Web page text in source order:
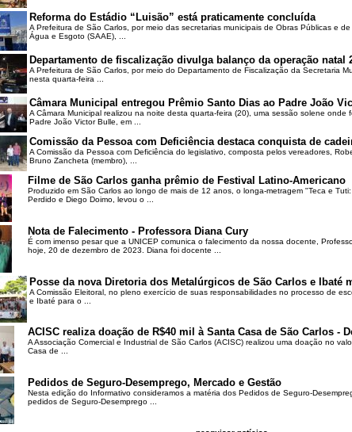
Reforma do Estádio “Luisão” está praticamente concluída
A Prefeitura de São Carlos, por meio das secretarias municipais de Obras Públicas e
Água e Esgoto (SAAE), ...
Departamento de fiscalização divulga balanço da operação natal
A Prefeitura de São Carlos, por meio do Departamento de Fiscalização da Secretaria
nesta quarta-feira ...
Câmara Municipal entregou Prêmio Santo Dias ao Padre João
A Câmara Municipal realizou na noite desta quarta-feira (20), uma sessão solene
Padre João Victor Bulle, em ...
Comissão da Pessoa com Deficiência destaca conquista de
A Comissão da Pessoa com Deficiência do legislativo, composta pelos vereadores,
Bruno Zancheta (membro), ...
Filme de São Carlos ganha prêmio de Festival Latino-Americano
Produzido em São Carlos ao longo de mais de 12 anos, o longa-metragem "Teca e
Perdido e Diego Doimo, levou o ...
Nota de Falecimento - Professora Diana Cury
É com imenso pesar que a UNICEP comunica o falecimento da nossa docente,
hoje, 20 de dezembro de 2023. Diana foi docente ...
Posse da nova Diretoria dos Metalúrgicos de São Carlos e Ibaté
A Comissão Eleitoral, no pleno exercício de suas responsabilidades no processo de
e Ibaté para o ...
ACISC realiza doação de R$40 mil à Santa Casa de São Carlos -
A Associação Comercial e Industrial de São Carlos (ACISC) realizou uma doação no
Casa de ...
Pedidos de Seguro-Desemprego, Mercado e Gestão
Nesta edição do Informativo consideramos a matéria dos Pedidos de Seguro-
pedidos de Seguro-Desemprego ...